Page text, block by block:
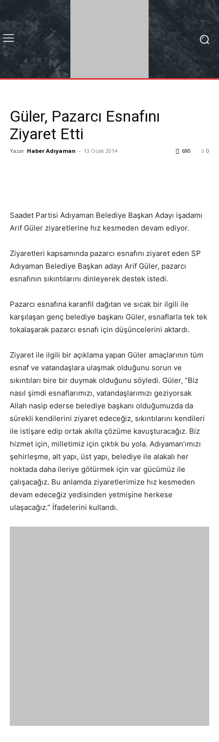
Güler, Pazarcı Esnafını
Ziyaret Etti
Yazar Haber Adıyaman - 13 Ocak 2014 0
690
Saadet Partisi Adıyaman Belediye Başkan Adayı işadamı
Arif Güler ziyaretlerine hız kesmeden devam ediyor.
Ziyaretleri kapsamında pazarcı esnafını ziyaret eden SP
Adıyaman Belediye Başkan adayı Arif Güler, pazarcı
esnafının sıkıntılarını dinleyerek destek istedi.
Pazarcı esnafına karanfil dağıtan ve sıcak bir ilgili ile
karşılaşan genç belediye başkanı Güler, esnaflarla tek tek
tokalaşarak pazarcı esnafı için düşüncelerini aktardı.
Ziyaret ile ilgili bir açıklama yapan Güler amaçlarının tüm
esnaf ve vatandaşlara ulaşmak olduğunu sorun ve
sıkıntıları bire bir duymak olduğunu söyledi. Güler, “Biz
nasıl şimdi esnaflarımızı, vatandaşlarımızı geziyorsak
Allah nasip ederse belediye başkanı olduğumuzda da
sürekli kendilerini ziyaret edeceğiz, sıkıntılarını kendileri
ile istişare edip ortak akılla çözüme kavuşturacağız. Biz
hizmet için, milletimiz için çıktık bu yola. Adıyaman’ımızı
şehirleşme, alt yapı, üst yapı, belediye ile alakalı her
noktada daha ileriye götürmek için var gücümüz ile
çalışacağız. Bu anlamda ziyaretlerimize hız kesmeden
devam edeceğiz yedisinden yetmişine herkese
ulaşacağız.” İfadelerini kullandı.